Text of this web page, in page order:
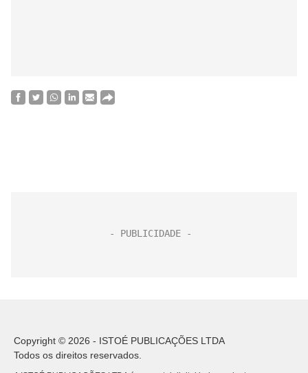
Copyright © 2026 - ISTOÉ PUBLICAÇÕES LTDA
Todos os direitos reservados.